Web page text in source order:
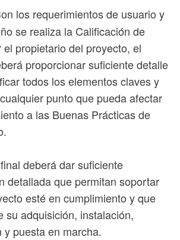
los requerimientos de usuario y
se realiza la Calificación de
el propietario del proyecto, el
proporcionar suficiente detalle
todos los elementos claves y
punto que pueda afectar
a las Buenas Prácticas de
deberá dar suficiente
detallada que permitan soportar
esté en cumplimiento y que
su adquisición, instalación,
y puesta en marcha.